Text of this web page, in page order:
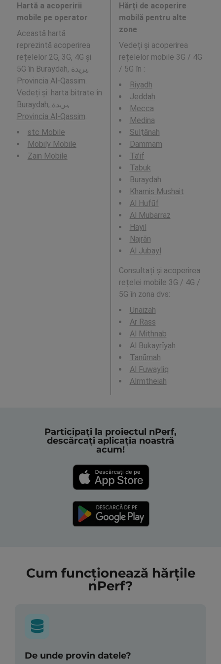
Hartă a acoperirii
mobile pe operator
Această hartă
reprezintă acoperirea
rețelelor 2G, 3G, 4G și
5G în Buraydah, بريدة,
Provincia Al-Qassim.
Vedeți și: harta bitrate în
Buraydah, بريدة,
Provincia Al-Qassim
stc Mobile
Mobily Mobile
Zain Mobile
Hărți de acoperire
mobilă pentru alte
zone
Vedeți și acoperirea
rețelelor mobile 3G / 4G
/ 5G în :
Riyadh
Jeddah
Mecca
Medina
Sulţānah
Dammam
Ta’if
Tabuk
Buraydah
Khamis Mushait
Al Hufūf
Al Mubarraz
Hayil
Najrān
Al Jubayl
Consultați și acoperirea
rețelei mobile 3G / 4G /
5G în zona dvs:
Unaizah
Ar Rass
Al Mithnab
Al Bukayrīyah
Tanūmah
Al Fuwayliq
Alrmtheiah
Participați la proiectul nPerf,
descărcați aplicația noastră
acum!
Cum funcționează hărțile
nPerf?
De unde provin datele?